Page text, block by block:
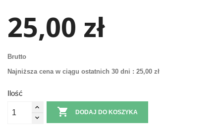
25,00 zł
Brutto
Najniższa cena w ciągu ostatnich 30 dni : 25,00 zł
Ilość
 DODAJ DO KOSZYKA